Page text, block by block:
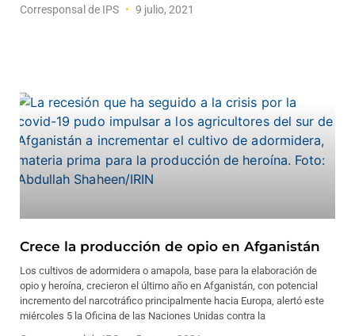
Corresponsal de IPS 9 julio, 2021
Crece la producción de opio en Afganistán
Los cultivos de adormidera o amapola, base para la elaboración de
opio y heroína, crecieron el último año en Afganistán, con potencial
incremento del narcotráfico principalmente hacia Europa, alertó este
miércoles 5 la Oficina de las Naciones Unidas contra la